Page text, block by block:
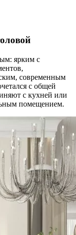
ярким с
современным
с общей
с кухней или
помещением.